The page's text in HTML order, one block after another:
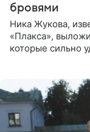
бровями
Ника Жукова,
«Плакса»,
которые сильно